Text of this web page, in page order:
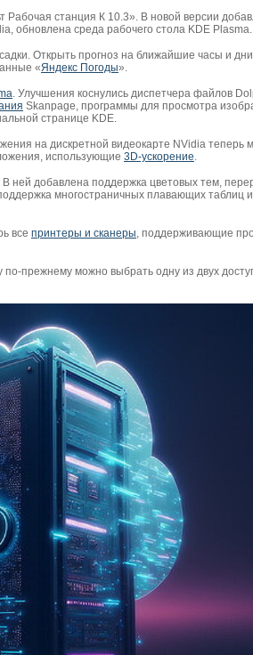
Рабочая станция К 10.3». В новой версии
обновлена среда рабочего стола KDE Plasma.
Открыть прогноз на ближайшие часы и
«Яндекс Погоды».
. Улучшения коснулись диспетчера файлов
Skanpage, программы для просмотра
странице KDE.
на дискретной видеокарте NVidia теперь
использующие 3D-ускорение.
В ней добавлена поддержка цветовых тем,
многостраничных плавающих таблиц
все принтеры и сканеры, поддерживающие
по-прежнему можно выбрать одну из двух